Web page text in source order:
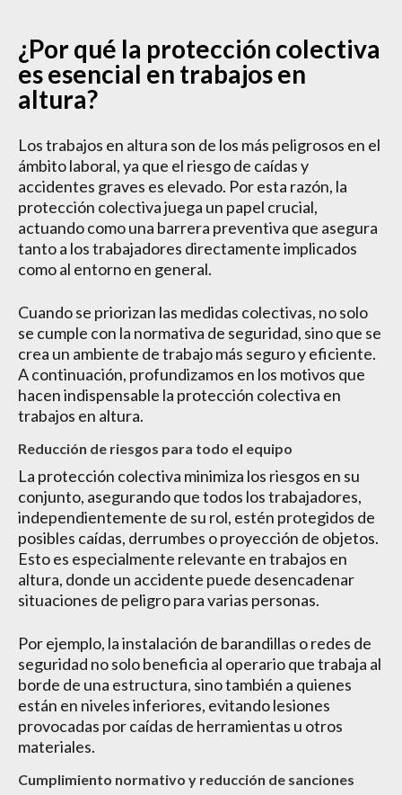
¿Por qué la protección colectiva
es esencial en trabajos en
altura?
Los trabajos en altura son de los más peligrosos en el
ámbito laboral, ya que el riesgo de caídas y
accidentes graves es elevado. Por esta razón, la
protección colectiva juega un papel crucial,
actuando como una barrera preventiva que asegura
tanto a los trabajadores directamente implicados
como al entorno en general.
Cuando se priorizan las medidas colectivas, no solo
se cumple con la normativa de seguridad, sino que se
crea un ambiente de trabajo más seguro y eficiente.
A continuación, profundizamos en los motivos que
hacen indispensable la protección colectiva en
trabajos en altura.
Reducción de riesgos para todo el equipo
La protección colectiva minimiza los riesgos en su
conjunto, asegurando que todos los trabajadores,
independientemente de su rol, estén protegidos de
posibles caídas, derrumbes o proyección de objetos.
Esto es especialmente relevante en trabajos en
altura, donde un accidente puede desencadenar
situaciones de peligro para varias personas.
Por ejemplo, la instalación de barandillas o redes de
seguridad no solo beneficia al operario que trabaja al
borde de una estructura, sino también a quienes
están en niveles inferiores, evitando lesiones
provocadas por caídas de herramientas u otros
materiales.
Cumplimiento normativo y reducción de sanciones